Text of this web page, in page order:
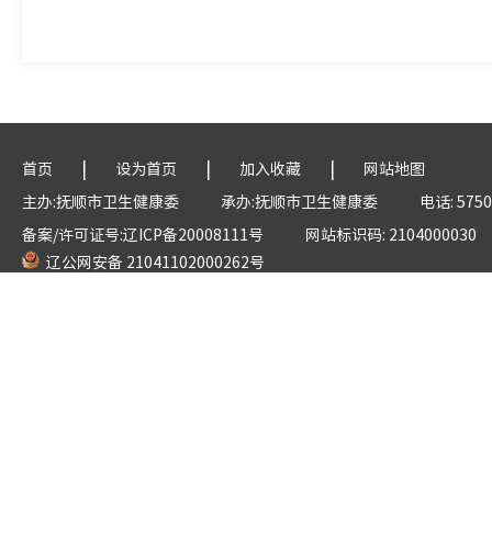
首页 | 设为首页 | 加入收藏 |
网站地图
主办:抚顺市卫生健康委
承办:抚顺市卫生健康委
电话:
备案/许可证号:辽ICP备20008111号
网站标识码: 2104000030
辽公网安备 21041102000262号